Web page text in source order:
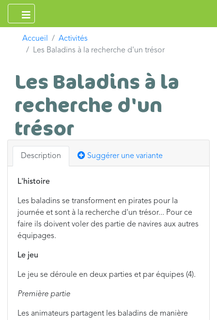
Accueil
Activités
Les Baladins à la recherche d'un trésor
Les Baladins à la
recherche d'un
trésor
Description Suggérer une variante
L'histoire
Les baladins se transforment en pirates pour la
journée et sont à la recherche d'un trésor... Pour ce
faire ils doivent voler des partie de navires aux autres
équipages.
Le jeu
Le jeu se déroule en deux parties et par équipes (4).
Première partie
Les animateurs partagent les baladins de manière